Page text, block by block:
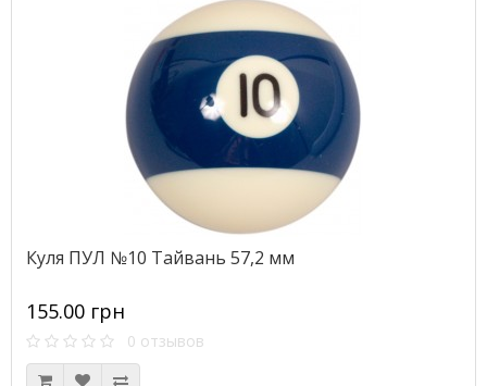
Куля ПУЛ №10 Тайвань 57,2 мм
155.00 грн
0 отзывов